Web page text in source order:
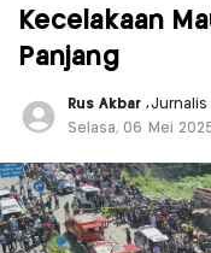
Kecelakaan
Panjang
Rus Akbar,Jurnalis
Selasa, 06 Mei